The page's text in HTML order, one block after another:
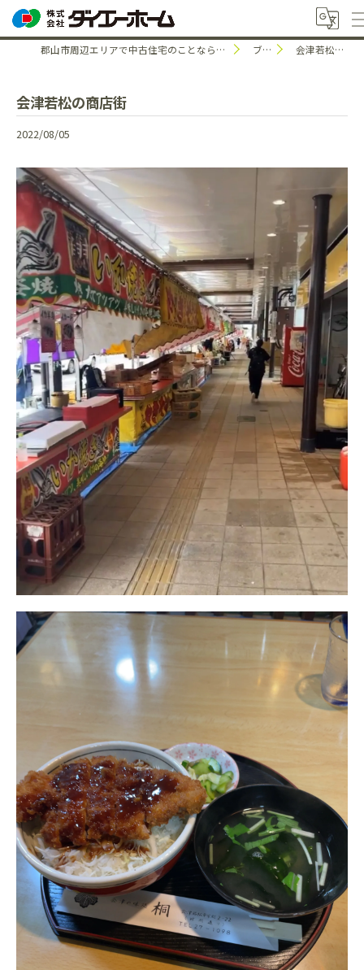
郡山市周辺エリアで中古住宅のことなら株式会社ダイエーホーム ブログ 会津若松の商店街
会津若松の商店街
2022/08/05